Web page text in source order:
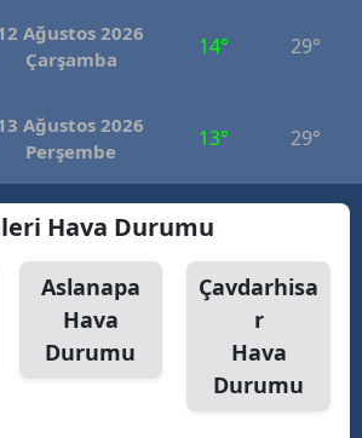
Ağustos 2026
Çarşamba
14° 29°
Ağustos 2026
Perşembe
13° 29°
Hava Durumu
Aslanapa
Hava
Durumu
Çavdarhisa
r
Hava
Durumu